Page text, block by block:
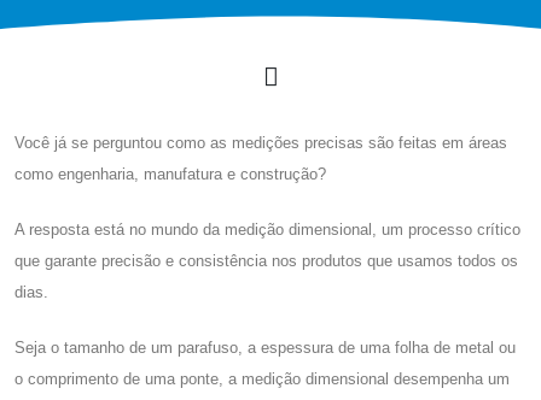
Você já se perguntou como as medições precisas são feitas em áreas
como engenharia, manufatura e construção?
A resposta está no mundo da medição dimensional, um processo crítico
que garante precisão e consistência nos produtos que usamos todos os
dias.
Seja o tamanho de um parafuso, a espessura de uma folha de metal ou
o comprimento de uma ponte, a medição dimensional desempenha um